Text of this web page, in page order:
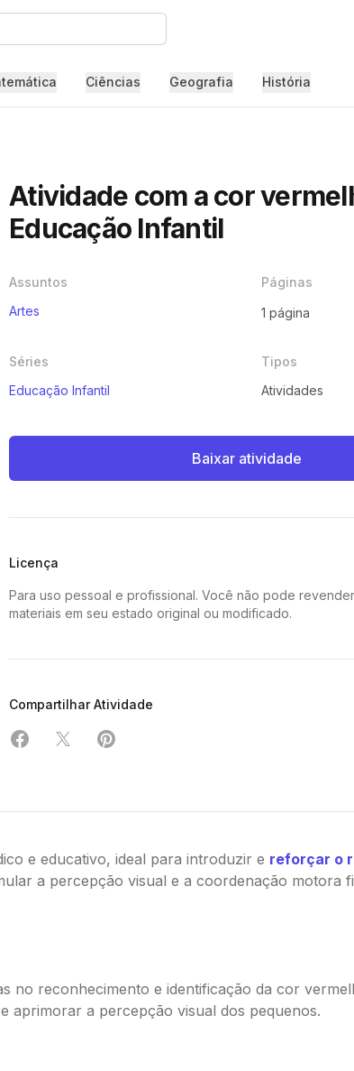
Ciências Geografia História
Atividade com a cor
Educação Infantil
Assuntos
Artes
Páginas
1 página
Séries
Educação Infantil
Tipos
Atividades
Baixar atividade
Licença
Para uso pessoal e profissional. Você não pode
materiais em seu estado original ou modificado.
Compartilhar Atividade
Compartilhar em Facebook
Compartilhar em X
Compartilhar em Pinterest
e educativo, ideal para introduzir e reforçar o
a percepção visual e a coordenação motora
no reconhecimento e identificação da cor
aprimorar a percepção visual dos pequenos.